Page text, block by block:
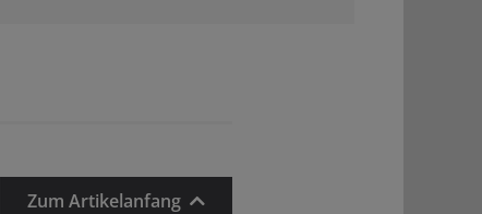
Zum Artikelanfang